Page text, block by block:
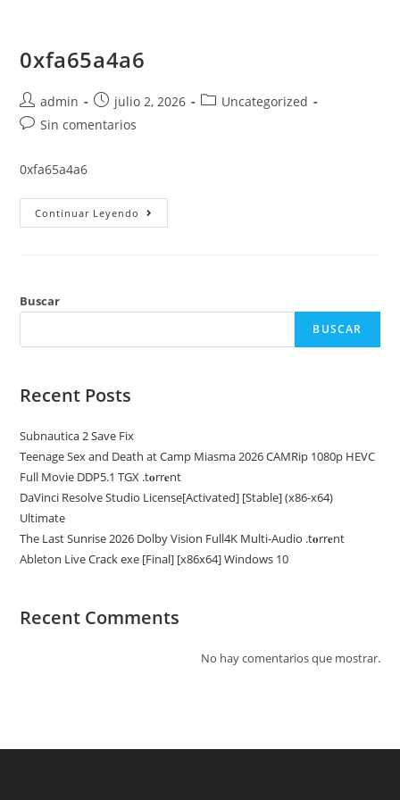
contenido
0xfa65a4a6
Autor
de
admin
Publicación
de
julio 2, 2026
Categoría
Uncategorized
Comentarios
la
entrada:
Sin comentarios
0xfa65a4a6
Continuar Leyendo 0xfa65a4a6
Buscar
BUSCAR
Recent Posts
Subnautica 2 Save Fix
Teenage Sex and Death at Camp Miasma 2026 CAMRip 1080p HEVC
Full Movie DDP5.1 TGX .t𝐨rr𝐞nt
DaVinci Resolve Studio License[Activated] [Stable] (x86-x64)
Ultimate
The Last Sunrise 2026 Dolby Vision Full4K Multi-Audio .t𝐨rr𝐞nt
Ableton Live Crack exe [Final] [x86x64] Windows 10
Recent Comments
No hay comentarios que mostrar.